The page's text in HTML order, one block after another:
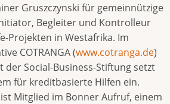
Gruszczynski für gemeinnützige
Begleiter und Kontrolleur
Projekten in Westafrika. Im
COTRANGA (www.cotranga.de)
der Social-Business-Stiftung setzt
für kreditbasierte Hilfen ein.
Mitglied im Bonner Aufruf, einem